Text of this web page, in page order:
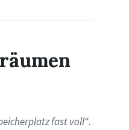
fast voll“.